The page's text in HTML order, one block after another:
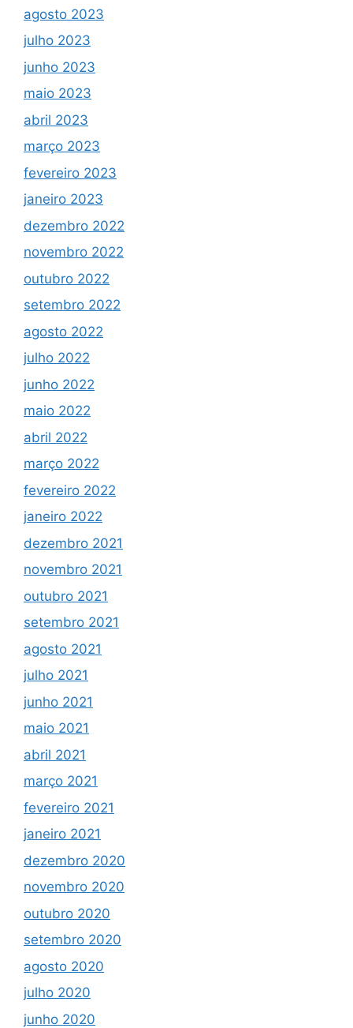
agosto 2023
julho 2023
junho 2023
maio 2023
abril 2023
março 2023
fevereiro 2023
janeiro 2023
dezembro 2022
novembro 2022
outubro 2022
setembro 2022
agosto 2022
julho 2022
junho 2022
maio 2022
abril 2022
março 2022
fevereiro 2022
janeiro 2022
dezembro 2021
novembro 2021
outubro 2021
setembro 2021
agosto 2021
julho 2021
junho 2021
maio 2021
abril 2021
março 2021
fevereiro 2021
janeiro 2021
dezembro 2020
novembro 2020
outubro 2020
setembro 2020
agosto 2020
julho 2020
junho 2020